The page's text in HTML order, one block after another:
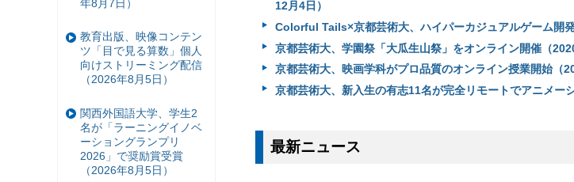
12月4日）
Colorful Tails×京都芸術大、ハイパーカジュアルゲーム開
京都芸術大、学園祭「大瓜生山祭」をオンライン開催（
京都芸術大、映画学科がプロ品質のオンライン授業開始（
京都芸術大、新入生の有志11名が完全リモートでアニメー
最新ニュース
年8月7日）
教育出版、映像コンテン
ツ「目で見る算数」個人
向けストリーミング配信
（2026年8月5日）
関西外国語大学、学生2
名が「ラーニングイノベ
ーショングランプリ
2026」で奨励賞受賞
（2026年8月5日）